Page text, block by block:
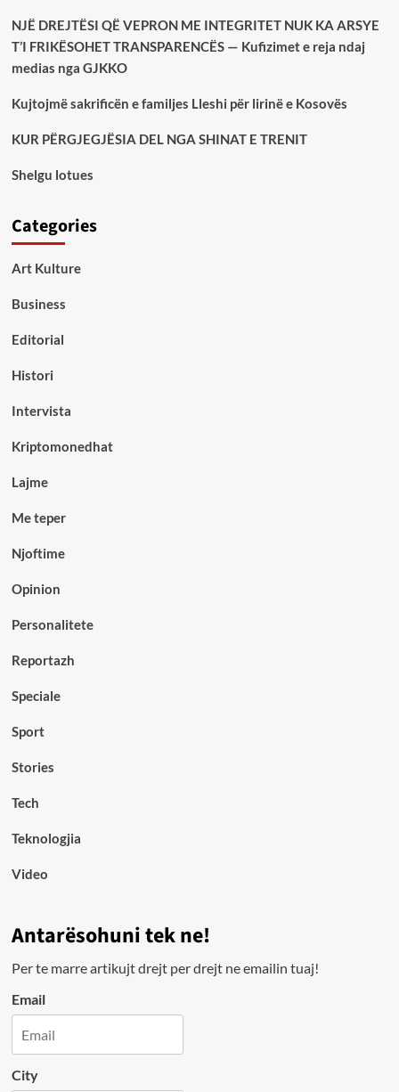
NJË DREJTËSI QË VEPRON ME INTEGRITET NUK KA ARSYE
T’I FRIKËSOHET TRANSPARENCËS — Kufizimet e reja ndaj
medias nga GJKKO
Kujtojmë sakrificën e familjes Lleshi për lirinë e Kosovës
KUR PËRGJEGJËSIA DEL NGA SHINAT E TRENIT
Shelgu lotues
Categories
Art Kulture
Business
Editorial
Histori
Intervista
Kriptomonedhat
Lajme
Me teper
Njoftime
Opinion
Personalitete
Reportazh
Speciale
Sport
Stories
Tech
Teknologjia
Video
Antarësohuni tek ne!
Per te marre artikujt drejt per drejt ne emailin tuaj!
Email
City